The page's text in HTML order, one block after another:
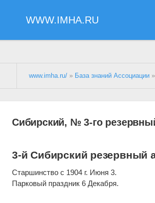
head.php"}
WWW.IMHA.RU
www.imha.ru/ » База знаний Ассоциации
Сибирский, № 3-го
3-й Сибирский резервный
Старшинство с 1904 г. Июня 3.
Парковый праздник 6 Декабря.